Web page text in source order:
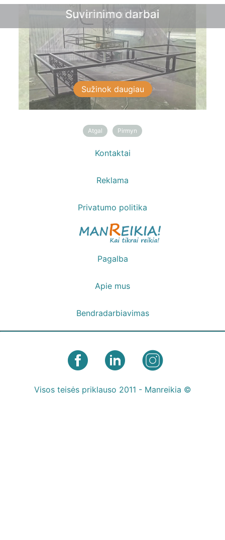
Suvirinimo darbai
Sužinok daugiau
Sprendimai sodui
Sužinok daugiau
Atgal Pirmyn
Kontaktai
Reklama
Privatumo politika
Pagalba
Apie mus
Bendradarbiavimas
Visos teisės priklauso 2011 - Manreikia ©